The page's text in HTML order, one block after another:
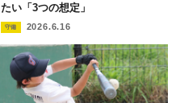
たい「3つの想定」
守備 2026.6.16